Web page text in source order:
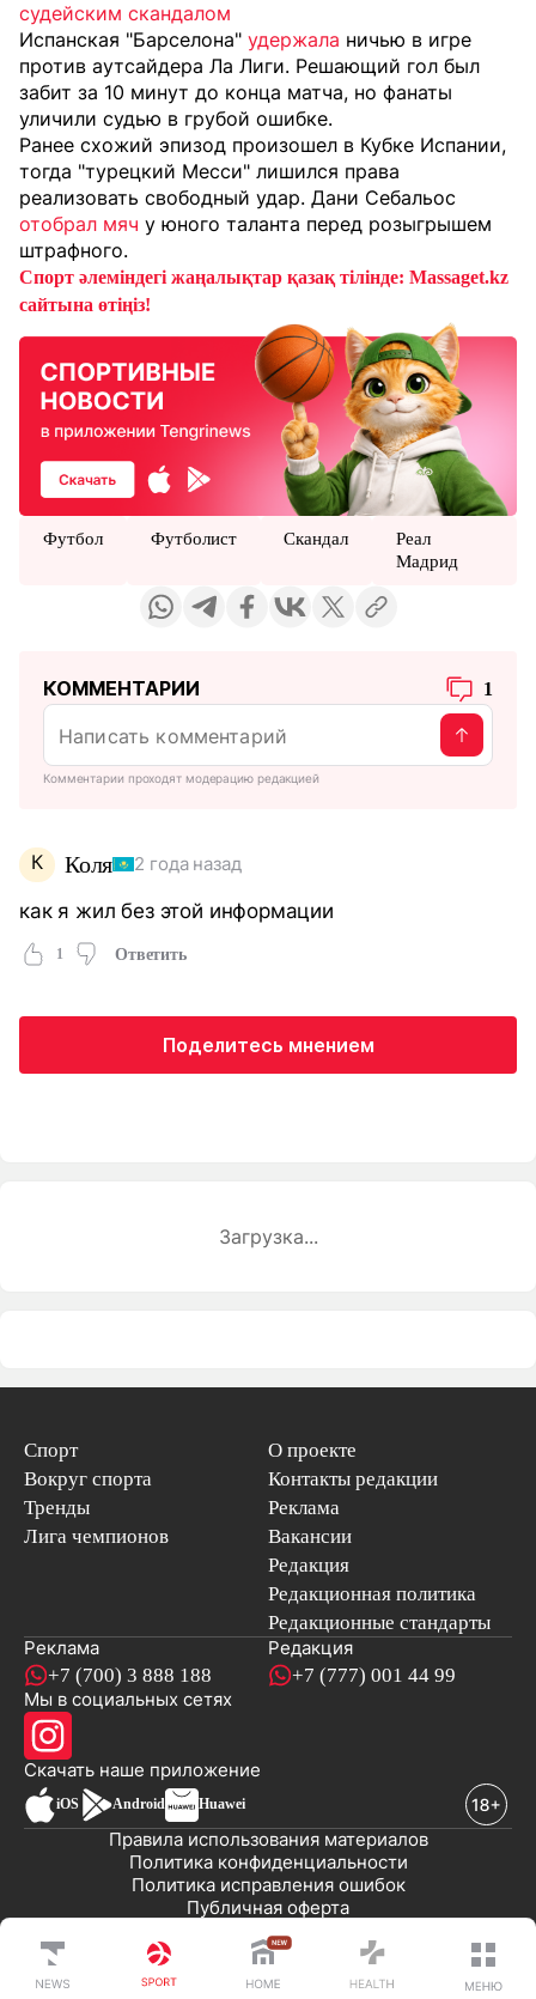
судейским скандалом
Испанская "Барселона" удержала ничью в игре
против аутсайдера Ла Лиги. Решающий гол был
забит за 10 минут до конца матча, но фанаты
уличили судью в грубой ошибке.
Ранее схожий эпизод произошел в Кубке Испании,
тогда "турецкий Месси" лишился права
реализовать свободный удар. Дани Себальос
отобрал мяч у юного таланта перед розыгрышем
штрафного.
Спорт әлеміндегі жаңалықтар қазақ тілінде: Massaget.kz
сайтына өтіңіз!
Футбол Футболист Скандал
Реал
Мадрид
КОММЕНТАРИИ 1
Комментарии проходят модерацию редакцией
К Коля 2 года назад
как я жил без этой информации
1 Ответить
Поделитесь мнением
Загрузка...
Спорт
Вокруг спорта
Тренды
Лига чемпионов
О проекте
Контакты редакции
Реклама
Вакансии
Редакция
Редакционная политика
Редакционные стандарты
Реклама
+7 (700) 3 888 188
Редакция
+7 (777) 001 44 99
Мы в социальных сетях
Скачать наше приложениеновостей
iOS Android Huawei
Публичная оферта
Политика исправления ошибок
Политика конфиденциальности
Правила использования материалов
© 2008-2026 ТОО «EML»